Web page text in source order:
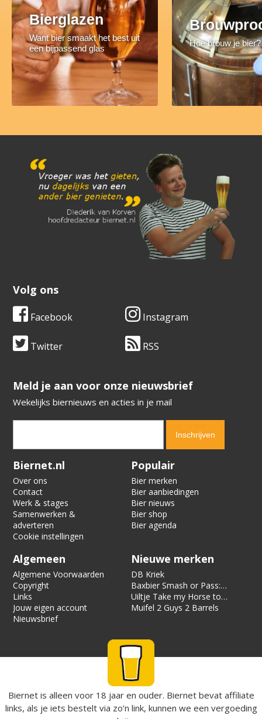
Bierglazen
Want bier smaakt het best uit
een bijpassend glas
Hoe brouw je bier?
Volg ons
Facebook Instagram
Twitter RSS
​​​​​​​Meld je aan voor onze nieuwsbrief
Wekelijks biernieuws en acties in je mail
Verification code:
Biernet.nl
Over ons
Contact
Werk & stages
Samenwerken &
adverteren
Cookie instellingen
Populair
Bier merken
Bier aanbiedingen
Bier nieuws
Bier shop
Bier agenda
Algemeen
Algemene Voorwaarden
Copyright
Links
Jouw eigen account
Nieuwsbrief
Nieuwe merken
DB Kriek
Baxbier Smash or Pass:
Strata
Uiltje Take my Horse to
the Hotel Room
Muifel 2 Guys 2 Barrels
Biernet is alleen voor 18 jaar en ouder. Biernet bevat affiliate
links, als je iets bestelt via zo’n link, kunnen we een vergoeding